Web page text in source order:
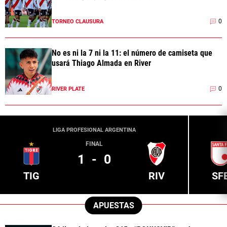
TORNEO CLAUSURA 0
No es ni la 7 ni la 11: el número de camiseta que
usará Thiago Almada en River
RIVER PLATE 0
LIGA PROFESIONAL ARGENTINA
TIG
FINAL
1 - 0
RIV
APUESTAS